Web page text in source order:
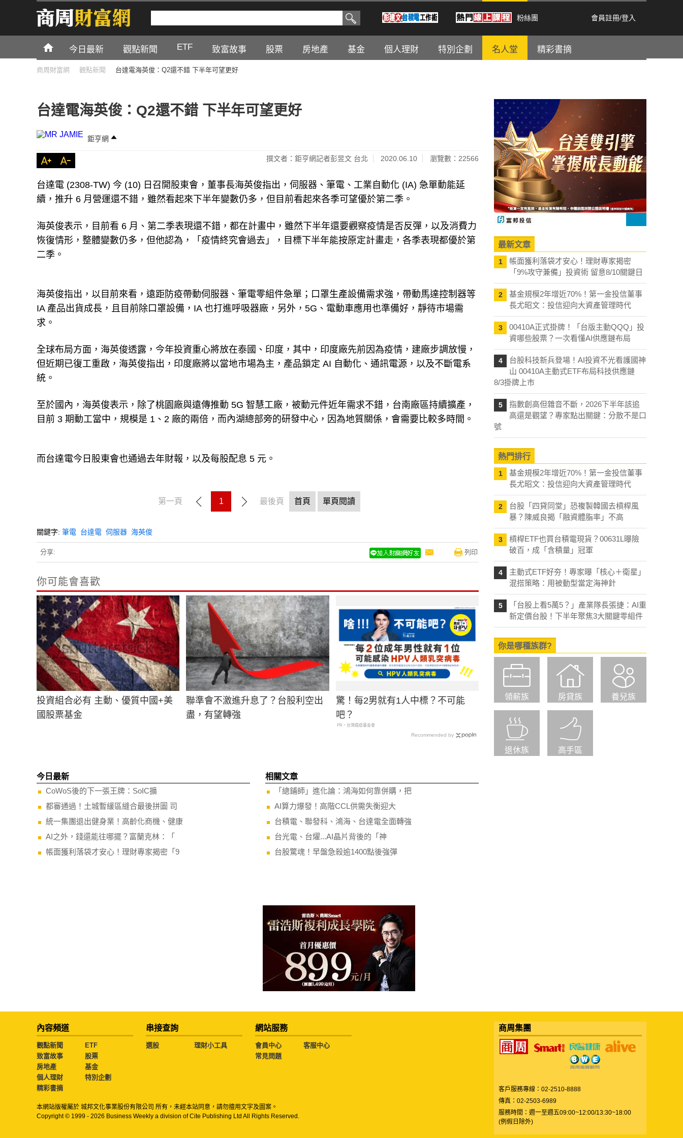
粉絲團 會員註冊/登入
今日最新 觀點新聞 ETF 致富故事 股票 房地產 基金 個人理財 特別企劃 名人堂 精彩書摘
商周財富網 觀點新聞 台達電海英俊：Q2還不錯 下半年可望更好
台達電海英俊：Q2還不錯 下半年可望更好
鉅亨網
撰文者：鉅亨網記者彭昱文 台北 2020.06.10 瀏覽數：22566
台達電 (2308-TW) 今 (10) 日召開股東會，董事長海英俊指出，伺服器、筆電、工業自動化 (IA) 急單動能延
續，推升 6 月營運還不錯，雖然看起來下半年變數仍多，但目前看起來各季可望優於第二季。
海英俊表示，目前看 6 月、第二季表現還不錯，都在計畫中，雖然下半年還要觀察疫情是否反彈，以及消費力
恢復情形，整體變數仍多，但他認為，「疫情終究會過去」，目標下半年能按原定計畫走，各季表現都優於第
二季。
海英俊指出，以目前來看，遠距防疫帶動伺服器、筆電零組件急單；口罩生產設備需求強，帶動馬達控制器等
IA 產品出貨成長，且目前除口罩設備，IA 也打進呼吸器廠，另外，5G、電動車應用也準備好，靜待市場需
求。
全球布局方面，海英俊透露，今年投資重心將放在泰國、印度，其中，印度廠先前因為疫情，建廠步調放慢，
但近期已復工重啟，海英俊指出，印度廠將以當地市場為主，產品鎖定 AI 自動化、通訊電源，以及不斷電系
統。
至於國內，海英俊表示，除了桃園廠與遠傳推動 5G 智慧工廠，被動元件近年需求不錯，台南廠區持續擴產，
目前 3 期動工當中，規模是 1、2 廠的兩倍，而內湖總部旁的研發中心，因為地質關係，會需要比較多時間。
而台達電今日股東會也通過去年財報，以及每股配息 5 元。
第一頁 1 最後頁 首頁 單頁閱讀
關鍵字: 筆電 台達電 伺服器 海英俊
分享: 列印
你可能會喜歡
投資組合必有 主動、優質中國+美
國股票基金
聯準會不激進升息了？台股利空出
盡，有望轉強
驚！每2男就有1人中標？不可能
吧？
PR・台灣癌症基金會
Recommended by
今日最新
CoWoS後的下一張王牌：SoIC擴
都審通過！土城暫緩區縫合最後拼圖 司
統一集團退出健身業！高齡化商機、健康
AI之外，錢還能往哪擺？富蘭克林：「
帳面獲利落袋才安心！理財專家揭密「9
相關文章
「總鋪師」進化論：鴻海如何靠併購，把
AI算力爆發！高階CCL供需失衡迎大
台積電、聯發科、鴻海、台達電全面轉強
台光電、台燿...AI晶片背後的「神
台股驚魂！早盤急殺逾1400點後強彈
最新文章
1
帳面獲利落袋才安心！理財專家揭密
「9%攻守兼備」投資術 留意8/10關鍵日
2
基金規模2年增近70%！第一金投信董事
長尤昭文：投信迎向大資產管理時代
3
00410A正式掛牌！「台版主動QQQ」投
資哪些股票？一次看懂AI供應鏈布局
4
台股科技新兵登場！AI投資不光看護國神
山 00410A主動式ETF布局科技供應鏈
8/3掛牌上市
5
指數創高但雜音不斷，2026下半年該追
高還是觀望？專家點出關鍵：分散不是口
號
熱門排行
1
基金規模2年增近70%！第一金投信董事
長尤昭文：投信迎向大資產管理時代
2
台股「四貸同堂」恐複製韓國去槓桿風
暴？陳威良揭「融資體脂率」不高
3
槓桿ETF也買台積電現貨？00631L曝險
破百，成「含積量」冠軍
4
主動式ETF好夯！專家曝「核心＋衛星」
混搭策略：用被動型當定海神針
5
「台股上看5萬5？」產業隊長張捷：AI重
新定價台股！下半年聚焦3大關鍵零組件
你是哪種族群?
領薪族 房貸族 養兒族
退休族 高手區
內容頻道
觀點新聞
ETF
致富故事
股票
房地產
基金
個人理財
特別企劃
精彩書摘
串接查詢
選股 理財小工具
網站服務
會員中心
客服中心
常見問題
本網站版權屬於 城邦文化事業股份有限公司 所有，未經本站同意，請勿擅用文字及圖案。
Copyright © 1999 - 2026 Business Weekly a division of Cite Publishing Ltd All Rights Reserved.
商周集團
客戶服務專線：02-2510-8888
傳真：02-2503-6989
服務時間：週一至週五09:00~12:00/13:30~18:00
(例假日除外)